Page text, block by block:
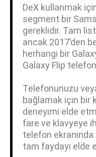
DeX kullanmak
segment bir
gereklidir. Tam
ancak 2017’den
herhangi bir
Galaxy Flip
Telefonunuzu
bağlamak için bir
deneyimi elde
fare ve klavyeye
telefon
tam faydayı elde